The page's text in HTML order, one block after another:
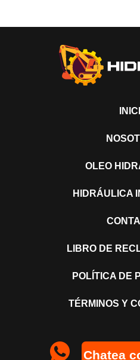
OLEO
HIDRÁULICA
LIBRO DE
POLÍTICA DE
TÉRMINOS Y
Chatea